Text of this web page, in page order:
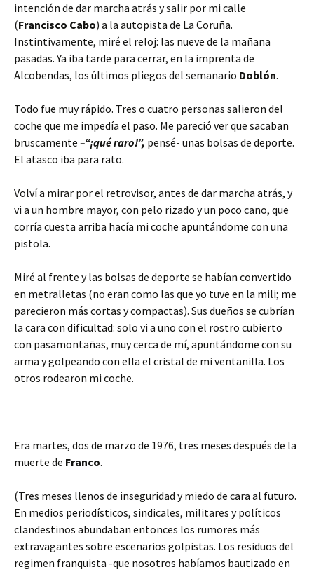
intención de dar marcha atrás y salir por mi calle
(Francisco Cabo) a la autopista de La Coruña.
Instintivamente, miré el reloj: las nueve de la mañana
pasadas. Ya iba tarde para cerrar, en la imprenta de
Alcobendas, los últimos pliegos del semanario Doblón.
Todo fue muy rápido. Tres o cuatro personas salieron del
coche que me impedía el paso. Me pareció ver que sacaban
bruscamente –“¡qué raro!”, pensé- unas bolsas de deporte.
El atasco iba para rato.
Volví a mirar por el retrovisor, antes de dar marcha atrás, y
vi a un hombre mayor, con pelo rizado y un poco cano, que
corría cuesta arriba hacía mi coche apuntándome con una
pistola.
Miré al frente y las bolsas de deporte se habían convertido
en metralletas (no eran como las que yo tuve en la mili; me
parecieron más cortas y compactas). Sus dueños se cubrían
la cara con dificultad: solo vi a uno con el rostro cubierto
con pasamontañas, muy cerca de mí, apuntándome con su
arma y golpeando con ella el cristal de mi ventanilla. Los
otros rodearon mi coche.
Era martes, dos de marzo de 1976, tres meses después de la
muerte de Franco.
(Tres meses llenos de inseguridad y miedo de cara al futuro.
En medios periodísticos, sindicales, militares y políticos
clandestinos abundaban entonces los rumores más
extravagantes sobre escenarios golpistas. Los residuos del
regimen franquista -que nosotros habíamos bautizado en